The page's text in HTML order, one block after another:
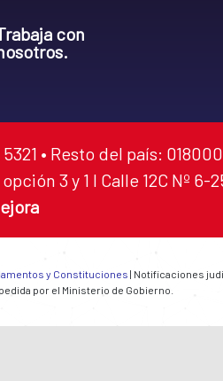
con
• Resto del país: 018000
3 y 1 I Calle 12C Nº
y Constituciones | Notificaciones
por el Ministerio de Gobierno.